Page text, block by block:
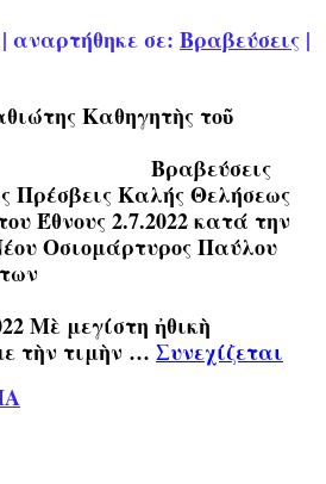
| αναρτήθηκε σε: Βραβεύσεις |
Καθηγητὴς τοῦ
Πρέσβεις Καλής Θελήσεως
Έθνους 2.7.2022 κατά την
Οσιομάρτυρος Παύλου
ἠθικὴ
τὴν τιμὴν … Συνεχίζεται